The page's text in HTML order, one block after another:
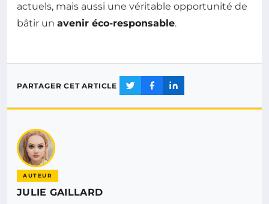
actuels, mais aussi une véritable opportunité de
bâtir un avenir éco-responsable.
PARTAGER CET ARTICLE
AUTEUR
JULIE GAILLARD